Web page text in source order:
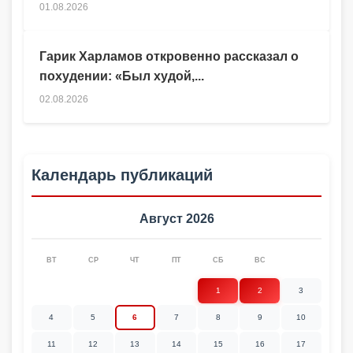
Гарик Харламов откровенно рассказал о
похудении: «Был худой,...
02.08.2026
01.08.2026
Календарь публикаций
Август 2026
ВТ СР ЧТ ПТ СБ ВС
1 2 3
4 5 6 7 8 9 10
11 12 13 14 15 16 17